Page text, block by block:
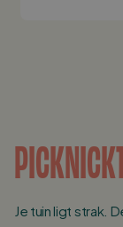
Je tuin ligt strak.